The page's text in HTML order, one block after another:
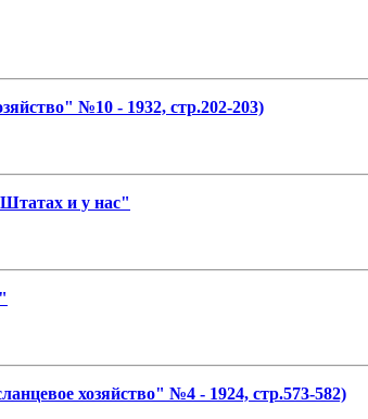
№10 - 1932, стр.202-203)
и у нас"
хозяйство" №4 - 1924, стр.573-582)